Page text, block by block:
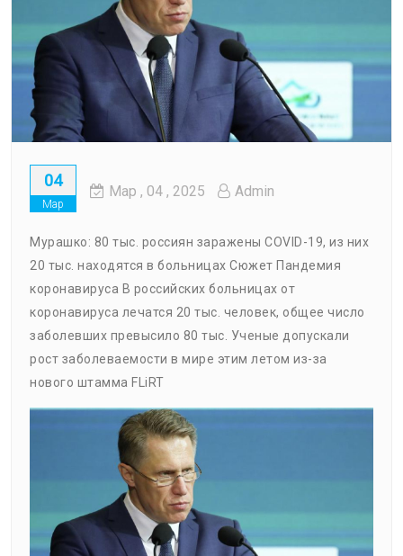
04
Мар
Мар , 04 , 2025 Admin
Мурашко: 80 тыс. россиян заражены COVID-19, из них
20 тыс. находятся в больницах Сюжет Пандемия
коронавируса В российских больницах от
коронавируса лечатся 20 тыс. человек, общее число
заболевших превысило 80 тыс. Ученые допускали
рост заболеваемости в мире этим летом из-за
нового штамма FLiRT